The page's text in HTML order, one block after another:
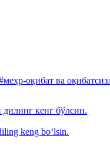
оқибат ва
кенг бўлсин.
keng bo‘lsin.